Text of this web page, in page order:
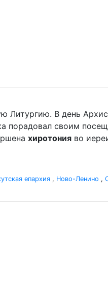
Литургию. В день
порадовал своим
хиротония во
епархия , Ново-Ленино ,